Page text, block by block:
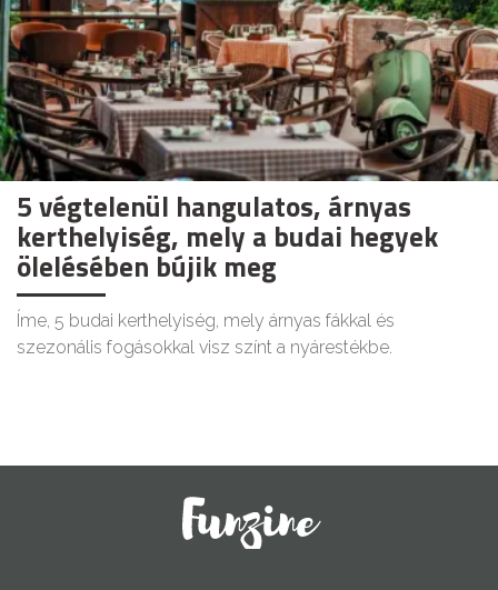
5 végtelenül hangulatos, árnyas
kerthelyiség, mely a budai hegyek
ölelésében bújik meg
Íme, 5 budai kerthelyiség, mely árnyas fákkal és
szezonális fogásokkal visz színt a nyárestékbe.